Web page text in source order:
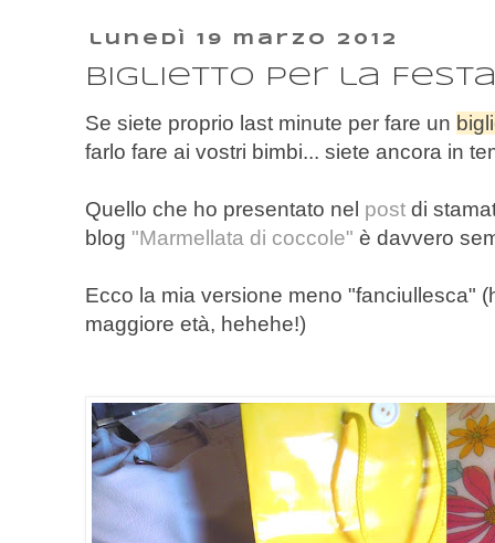
lunedì 19 marzo 2012
Biglietto per la Festa
Se siete proprio last minute per fare un
farlo fare ai vostri bimbi... siete ancora in
Quello che ho presentato nel post di
blog "Marmellata di coccole" è davvero
Ecco la mia versione meno "fanciullesca"
maggiore età, hehehe!)